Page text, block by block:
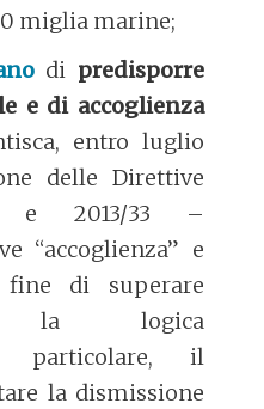
miglia marine;
di predisporre
e di accoglienza
entro luglio
delle Direttive
e 2013/33 –
“accoglienza” e
di superare
la logica
particolare, il
la dismissione